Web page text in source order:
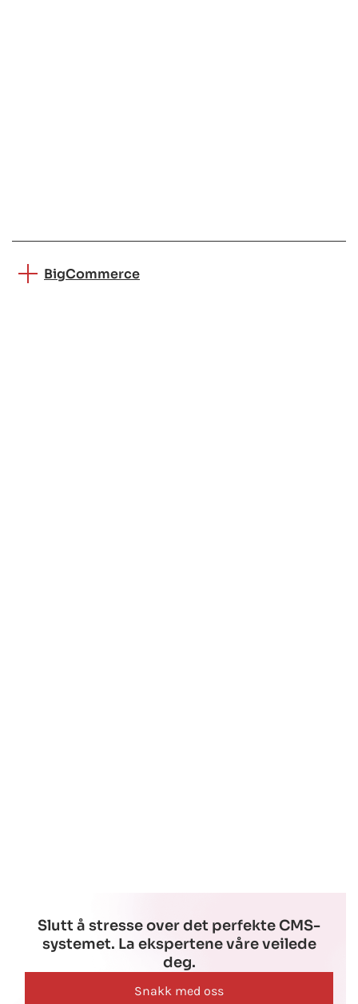
BigCommerce
Slutt å stresse over det perfekte CMS-
systemet. La ekspertene våre veilede
deg.
Snakk med oss